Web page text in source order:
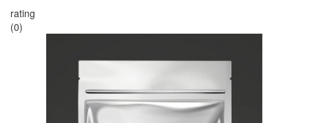
rating
(0)